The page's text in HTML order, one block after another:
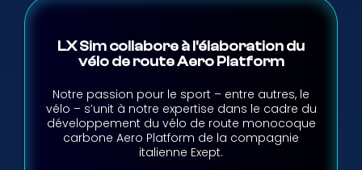
LX Sim collabore à l'élaboration du
vélo de route Aero Platform
Notre passion pour le sport – entre autres, le
vélo – s’unit à notre expertise dans le cadre du
développement du vélo de route monocoque
carbone Aero Platform de la compagnie
italienne Exept.